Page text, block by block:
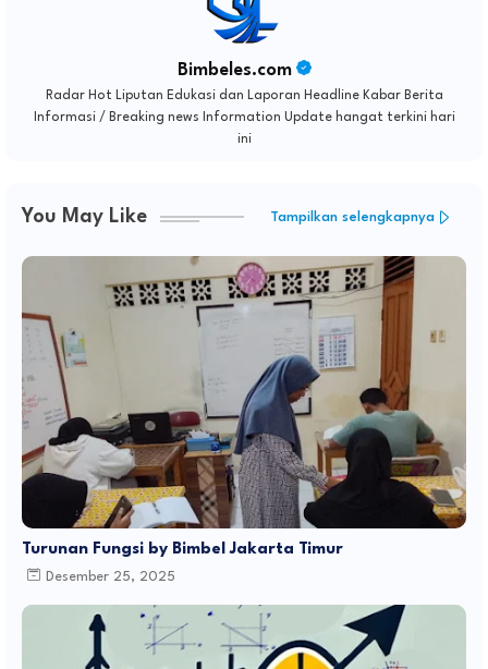
Bimbeles.com
Radar Hot Liputan Edukasi dan Laporan Headline Kabar Berita
Informasi / Breaking news Information Update hangat terkini hari
ini
You May Like Tampilkan selengkapnya
Turunan Fungsi by Bimbel Jakarta Timur
Desember 25, 2025